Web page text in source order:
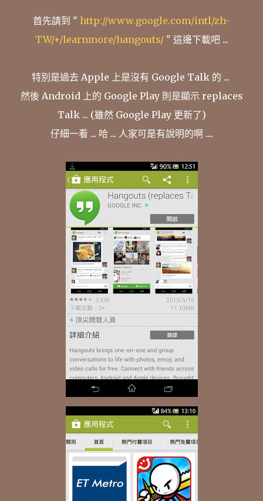
首先請到 " http://www.google.com/intl/zh-
TW/+/learnmore/hangouts/" 這邊下載吧 ...
特別是過去 Apple 上是沒有 Google Talk 的 ...
然後 Android 上的 Google Play 則是顯示 replaces
Talk ... (雖然 Google Play 更新了)
仔細一看 ... 哈 ... 人家可是有說明的啊 ....